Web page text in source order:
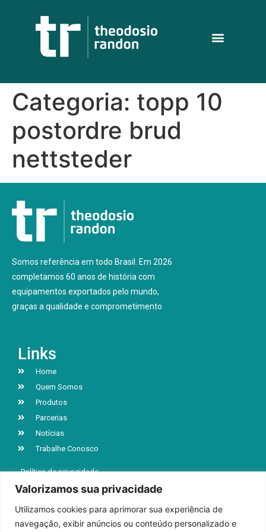
Valorizamos sua privacidade
Utilizamos cookies para aprimorar sua experiência de
navegação, exibir anúncios ou conteúdo personalizado e
Categoria: topp 10
postordre brud
nettsteder
Somos referência em todo Brasil. Em 2026
completamos 60 anos de história com
equipamentos exportados pelo mundo,
graças a qualidade e comprometimento
Links
Home
Quem Somos
Produtos
Parcerias
Notícias
Trabalhe Conosco
Política de privacidade
R. Jacob Luchesi, n° 5039, Bairro Santa Lúcia
Caxias do Sul | RS | CEP 95032-000